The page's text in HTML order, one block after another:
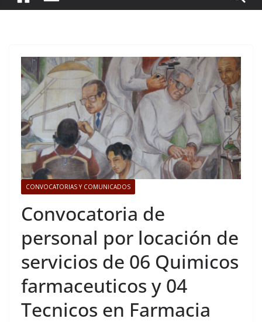
CONVOCATORIAS Y COMUNICADOS
Convocatoria de
personal por locación de
servicios de 06 Quimicos
farmaceuticos y 04
Tecnicos en Farmacia